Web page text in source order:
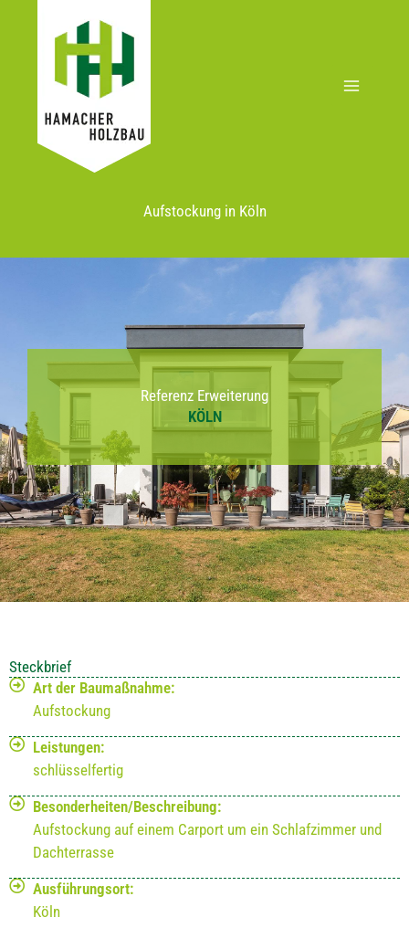
Aufstockung in Köln
Referenz Erweiterung
KÖLN
Steckbrief
Art der Baumaßnahme:
Aufstockung
Leistungen:
schlüsselfertig
Besonderheiten/Beschreibung:
Aufstockung auf einem Carport um ein Schlafzimmer und
Dachterrasse
Ausführungsort:
Köln